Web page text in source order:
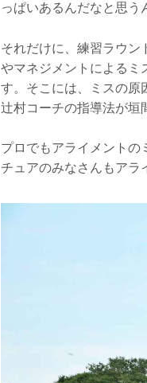
っぱいあるんだなと思う
それだけに、練習ラウン
やマネジメントによるミ
す。そこには、ミスの原
辻村コーチの指導法が垣
プロでもアライメントの
チュアのみなさんもアラ